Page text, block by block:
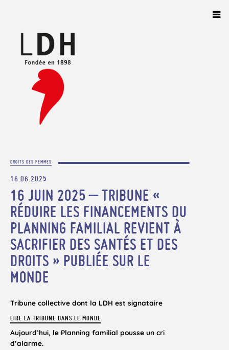
DROITS DES FEMMES
16.06.2025
16 JUIN 2025 – TRIBUNE «
RÉDUIRE LES FINANCEMENTS DU
PLANNING FAMILIAL REVIENT À
SACRIFIER DES SANTÉS ET DES
DROITS » PUBLIÉE SUR LE
MONDE
Tribune collective dont la LDH est signataire
LIRE LA TRIBUNE DANS LE MONDE
Aujourd’hui, le Planning familial pousse un cri
d’alarme.